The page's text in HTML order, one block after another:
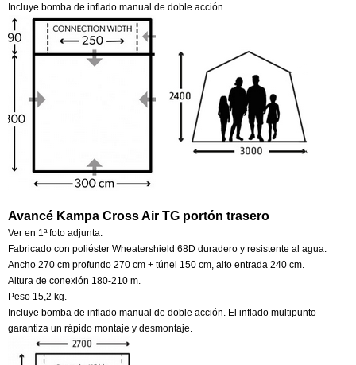
Incluye bomba de inflado manual de doble acción.
Avancé Kampa Cross Air TG portón trasero
Ver en 1ª foto adjunta.
Fabricado con poliéster Wheatershield 68D duradero y resistente al agua.
Ancho 270 cm profundo 270 cm + túnel 150 cm, alto entrada 240 cm.
Altura de conexión 180-210 m.
Peso 15,2 kg.
Incluye bomba de inflado manual de doble acción. El inflado multipunto
garantiza un rápido montaje y desmontaje.